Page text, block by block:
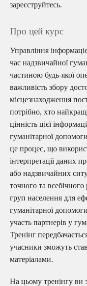
зареєструйтесь.
Про цей курс
Управління
час надзвичайної
частиною будь-якої
важливість збору
місцезнаходження
потрібно, хто
цінність цієї
гуманітарної
це процес, що
інтерпретації даних
або надзвичайних
точного та
груп населення для
гуманітарної
участь партнерів у
Тренінг
учасники зможуть
матеріалами.
На цьому тренінгу ви